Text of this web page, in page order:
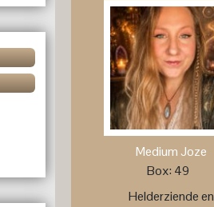
Medium Joze
Box: 49
Helderziende en